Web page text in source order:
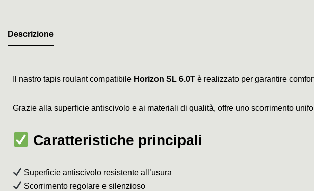
Descrizione
Il nastro tapis roulant compatibile Horizon SL 6.0T è realizzato per garantire
Grazie alla superficie antiscivolo e ai materiali di qualità, offre uno scorrimento
Caratteristiche principali
Superficie antiscivolo resistente all’usura
Scorrimento regolare e silenzioso